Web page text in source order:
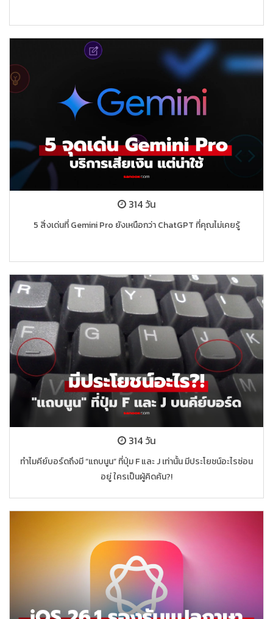
314 วัน
5 สิ่งเด่นที่ Gemini Pro ยังเหนือกว่า ChatGPT ที่คุณไม่เคยรู้
314 วัน
ทำไมคีย์บอร์ดถึงมี “แถบนูน” ที่ปุ่ม F และ J เท่านั้น มีประโยชน์อะไรซ่อน
อยู่ ใครเป็นผู้คิดค้น?!